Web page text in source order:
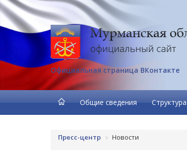
Официальная страница ВКонтакте
Общие сведения Структура
Пресс-центр Новости